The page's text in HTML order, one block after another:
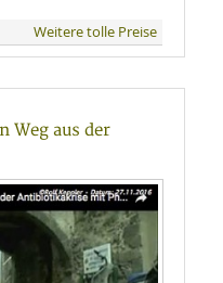
Weitere tolle Preise
Weg aus der